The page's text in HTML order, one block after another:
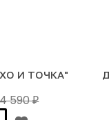
И ТОЧКА"
4 590₽